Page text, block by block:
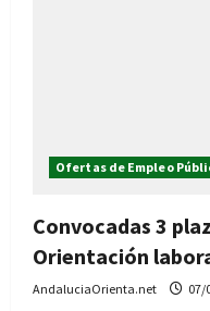
Ofertas de Empleo
Convocadas 3
Orientación
AndaluciaOrienta.net 07/